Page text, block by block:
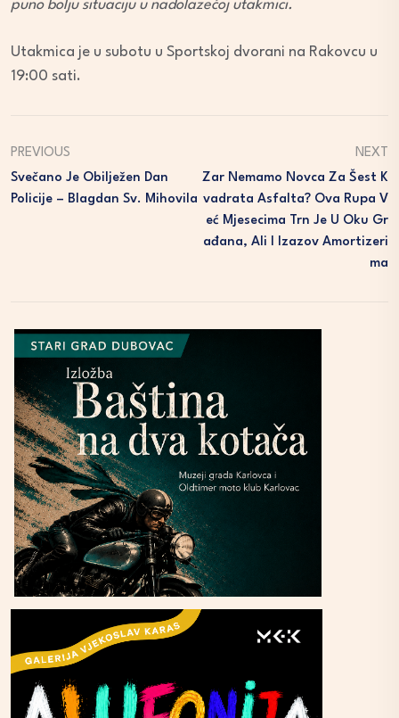
puno bolju situaciju u nadolazećoj utakmici.
Utakmica je u subotu u Sportskoj dvorani na Rakovcu u
19:00 sati.
PREVIOUS
Svečano Je Obilježen Dan
Policije – Blagdan Sv. Mihovila
NEXT
Zar Nemamo Novca Za Šest K
Vadrata Asfalta? Ova Rupa V
Eć Mjesecima Trn Je U Oku Gr
Ađana, Ali I Izazov Amortizeri
Ma